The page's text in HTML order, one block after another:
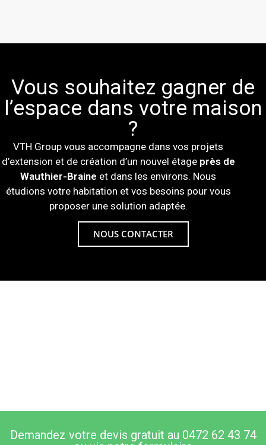
Vous souhaitez gagner de
l’espace dans votre maison
?
VTH Group vous accompagne dans vos projets
d’extension et de création d’un nouvel étage près de
Wauthier-Braine et dans les environs. Nous
étudions votre habitation et vos besoins pour vous
proposer une solution adaptée.
NOUS CONTACTER
Demandez votre devis gratuit au 0472 62 43 74